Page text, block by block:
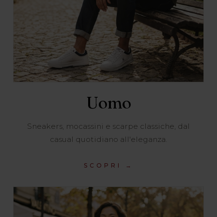
Uomo
Sneakers, mocassini e scarpe classiche, dal
casual quotidiano all'eleganza.
SCOPRI →